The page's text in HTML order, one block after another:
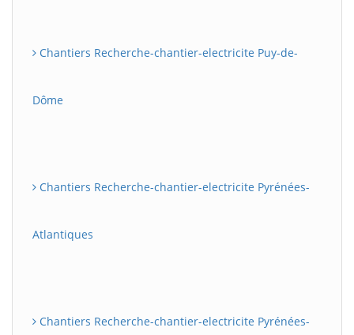
Chantiers Recherche-chantier-electricite Puy-de-
Dôme
Chantiers Recherche-chantier-electricite Pyrénées-
Atlantiques
Chantiers Recherche-chantier-electricite Pyrénées-